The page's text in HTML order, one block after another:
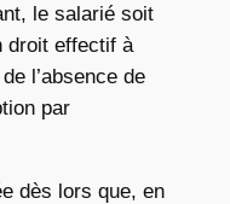
le salarié soit
droit effectif à
l’absence de
par
dès lors que, en